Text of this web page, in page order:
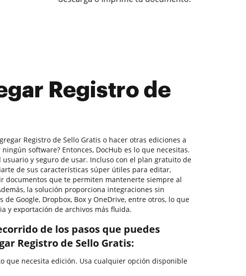
Registro de
Registro de Sello Gratis o hacer otras ediciones a
software? Entonces, DocHub es lo que necesitas.
usuario y seguro de usar. Incluso con el plan gratuito de
de sus características súper útiles para editar,
documentos que te permiten mantenerte siempre al
la solución proporciona integraciones sin
de Google, Dropbox, Box y OneDrive, entre otros, lo que
y exportación de archivos más fluida.
de los pasos que puedes
Registro de Sello Gratis:
que necesita edición. Usa cualquier opción disponible